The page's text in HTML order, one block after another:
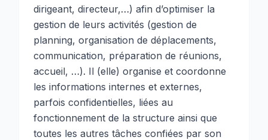
dirigeant, directeur,…) afin d’optimiser la
gestion de leurs activités (gestion de
planning, organisation de déplacements,
communication, préparation de réunions,
accueil, …). Il (elle) organise et coordonne
les informations internes et externes,
parfois confidentielles, liées au
fonctionnement de la structure ainsi que
toutes les autres tâches confiées par son